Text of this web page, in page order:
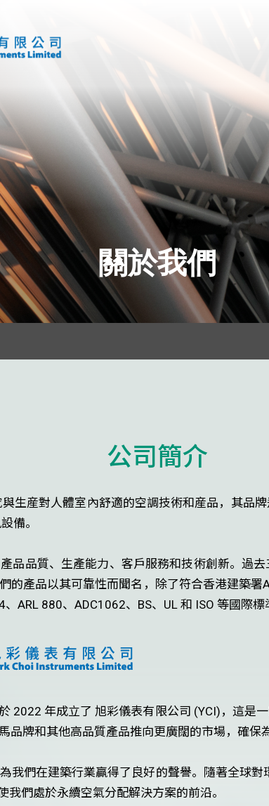
首頁
產品
案例
下載
關於我們
聯絡我們
關於我們
公司簡介
生産對人體室內舒適的空調技術和産品，其品
備。
品品質、生產能力、客戶服務和技術創新。過
的產品以其可靠性而聞名，除了符合香港建築署
ARL 880、ADC1062、BS、UL 和 ISO 等國際標
2022 年成立了 旭彩儀表有限公司 (YCI)，這是
牌和其他高品質產品推向更廣闊的市場，確保
我們在建築行業贏得了良好的聲譽。隨著全球
們處於永續空氣分配解決方案的前沿。